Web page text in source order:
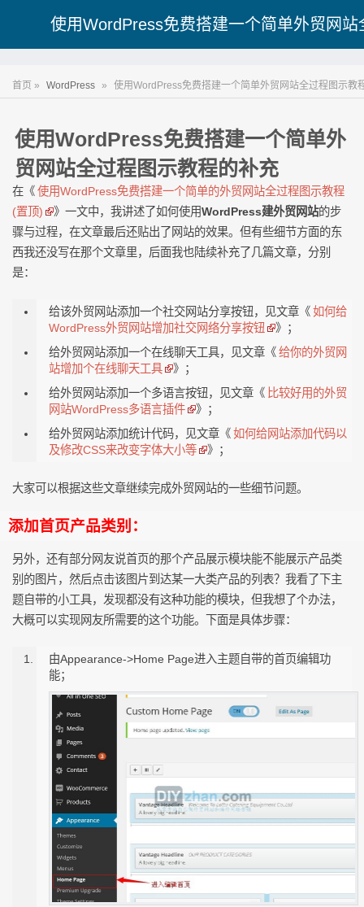
使用WordPress免费搭建一个简单外贸网
首页 » WordPress » 使用WordPress免费搭建一个简单外贸网站全过程图示教
使用WordPress免费搭建一个简单外
贸网站全过程图示教程的补充
在《 使用WordPress免费搭建一个简单的外贸网站全过程图示教程
(置顶)
》一文中，我讲述了如何使用WordPress建外贸网站的步
骤与过程，在文章最后还贴出了网站的效果。但有些细节方面的东
西我还没写在那个文章里，后面我也陆续补充了几篇文章，分别
是：
给该外贸网站添加一个社交网站分享按钮，见文章《 如何给
WordPress外贸网站增加社交网络分享按钮
》；
给外贸网站添加一个在线聊天工具，见文章《 给你的外贸网
站增加个在线聊天工具
》；
给外贸网站添加一个多语言按钮，见文章《 比较好用的外贸
网站WordPress多语言插件
》；
给外贸网站添加统计代码，见文章《 如何给网站添加代码以
及修改CSS来改变字体大小等
》；
大家可以根据这些文章继续完成外贸网站的一些细节问题。
添加首页产品类别：
另外，还有部分网友说首页的那个产品展示模块能不能展示产品类
别的图片，然后点击该图片到达某一大类产品的列表？我看了下主
题自带的小工具，发现都没有这种功能的模块，但我想了个办法，
大概可以实现网友所需要的这个功能。下面是具体步骤：
由Appearance->Home Page进入主题自带的首页编辑功
能；